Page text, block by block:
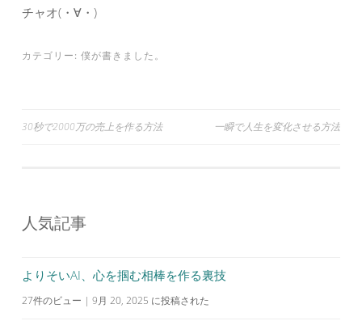
チャオ(・∀・)
カテゴリー: 僕が書きました。
投
ゲ
シ
ョ
30秒で2000万の売上を作る方法 一瞬で人生を変化させる方法
人気記事
よりそいAI、心を掴む相棒を作る裏技
27件のビュー | 9月 20, 2025 に投稿された